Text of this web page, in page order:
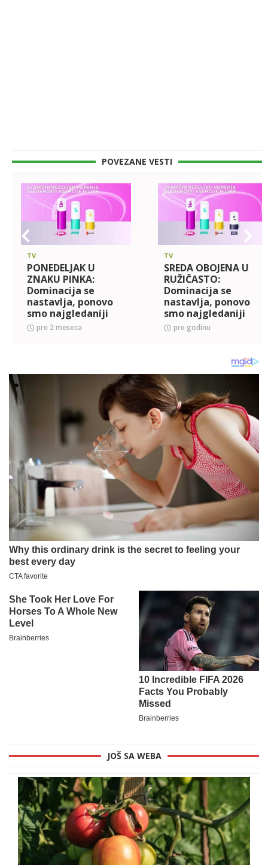
POVEZANE VESTI
TV
PONEDELJAK U
ZNAKU PINKA:
Dominacija se
nastavlja, ponovo
smo najgledaniji
pre 2 meseca
TV
SREDA OBOJENA U
RUŽIČASTO:
Dominacija se
nastavlja, ponovo
smo najgledaniji
pre godinu
JOŠ SA WEBA